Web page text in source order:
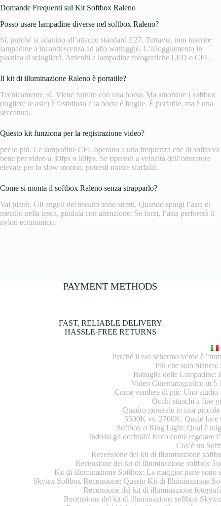
Domande Frequenti sul Kit Softbox Raleno
Posso usare lampadine diverse nel softbox Raleno?
Sì, purché si adattino all’attacco standard E27. Tuttavia, non inserire
lampadine a incandescenza ad alto wattaggio. L’alloggiamento in
plastica si scioglierà. Attieniti a lampadine fotografiche LED o CFL.
Il kit di illuminazione Raleno è portatile?
Tecnicamente, sì. Viene fornito con una borsa. Ma smontare i softbox
(togliere le aste) è fastidioso e la borsa è fragile. È portatile, ma è una
seccatura.
Questo kit funziona per la registrazione video?
per lo più. Le lampadine CFL operano a una frequenza che di solito va
bene per video a 30fps o 60fps. Se riprendi a velocità dell’otturatore
elevate per lo slow motion, potresti notare sfarfallii.
Come si monta il softbox Raleno senza strapparlo?
Vai piano. Gli angoli del tessuto sono stretti. Quando spingi l’asta di
metallo nella tasca, guidala con attenzione. Se forzi, l’asta perforerà il
nylon economico.
PAYMENT METHODS
FAST, RELIABLE DELIVERY
HASSLE-FREE RETURNS
Perché il tuo schermo verde è
Più che solo
Battaglia delle Lampadine:
Video Cinematografico in
Come vendere di più: Uno
Occhi stanchi a fine
Quadro generale in una
5500K vs. 2700K: Quale luce
Softbox o Ring Light: Qual è
Indossi gli occhiali? Ecco come regolare
Cos’è un
Recensione del kit di illuminazione
Recensione del kit di illuminazione softbox
Kit di illuminazione Softbox: La maggior parte sono
Skytex Softbox Recensione: Questo Kit di Illuminazione
Recensione del kit di illuminazione
Recensione del kit di illuminazione softbox